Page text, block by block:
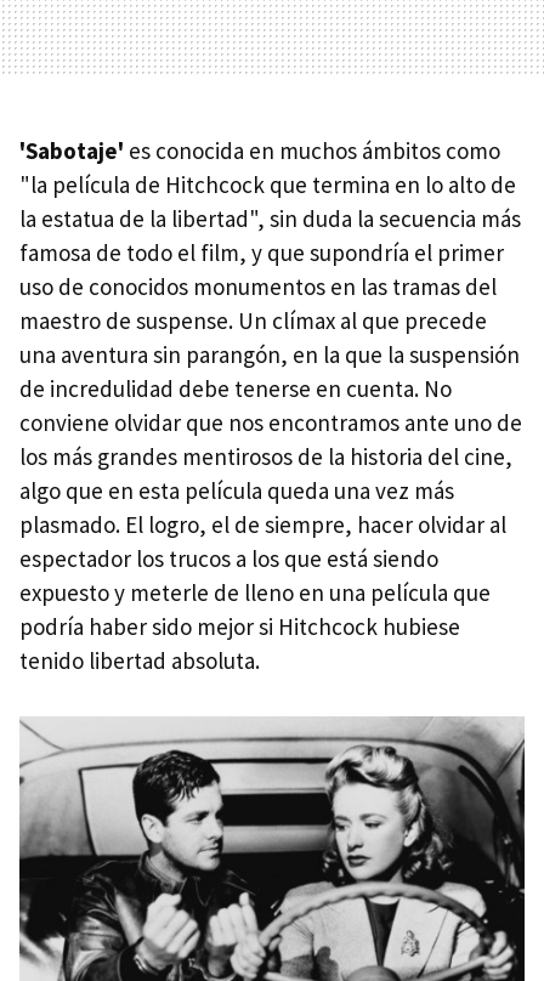
'Sabotaje' es conocida en muchos ámbitos como
"la película de Hitchcock que termina en lo alto de
la estatua de la libertad", sin duda la secuencia más
famosa de todo el film, y que supondría el primer
uso de conocidos monumentos en las tramas del
maestro de suspense. Un clímax al que precede
una aventura sin parangón, en la que la suspensión
de incredulidad debe tenerse en cuenta. No
conviene olvidar que nos encontramos ante uno de
los más grandes mentirosos de la historia del cine,
algo que en esta película queda una vez más
plasmado. El logro, el de siempre, hacer olvidar al
espectador los trucos a los que está siendo
expuesto y meterle de lleno en una película que
podría haber sido mejor si Hitchcock hubiese
tenido libertad absoluta.